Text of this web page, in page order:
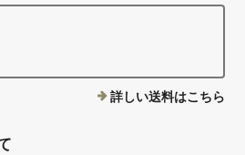
詳しい送料はこちら